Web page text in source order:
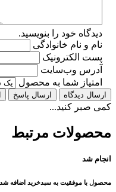
خود را بنویسید.
و نام خانوادگی
الکترونیک
وب‌سایت
شما به محصول
دیدگاه ارسال پاسخ
کنید...
مرتبط
شد
با موفقیت به سبدخرید اضافه شد.